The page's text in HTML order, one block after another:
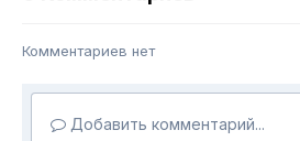
Комментариев нет
Добавить комментарий...